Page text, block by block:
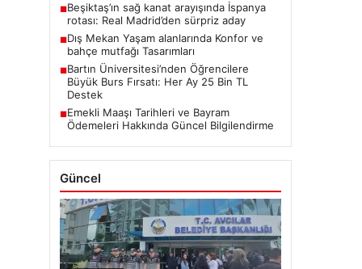
■Beşiktaş’ın sağ kanat arayışında İspanya
rotası: Real Madrid’den sürpriz aday
■Dış Mekan Yaşam alanlarında Konfor ve
bahçe mutfağı Tasarımları
■Bartın Üniversitesi’nden Öğrencilere
Büyük Burs Fırsatı: Her Ay 25 Bin TL
Destek
■Emekli Maaşı Tarihleri ve Bayram
Ödemeleri Hakkında Güncel Bilgilendirme
Güncel